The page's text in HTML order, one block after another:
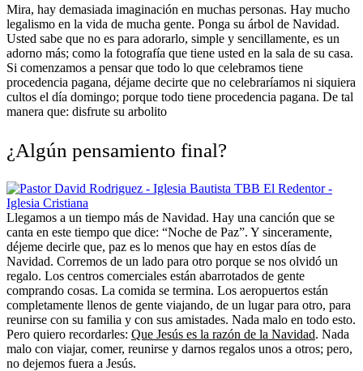
Mira, hay demasiada imaginación en muchas personas. Hay mucho
legalismo en la vida de mucha gente. Ponga su árbol de Navidad.
Usted sabe que no es para adorarlo, simple y sencillamente, es un
adorno más; como la fotografía que tiene usted en la sala de su casa.
Si comenzamos a pensar que todo lo que celebramos tiene
procedencia pagana, déjame decirte que no celebraríamos ni siquiera
cultos el día domingo; porque todo tiene procedencia pagana. De tal
manera que: disfrute su arbolito
¿Algún pensamiento final?
Llegamos a un tiempo más de Navidad. Hay una canción que se
canta en este tiempo que dice: “Noche de Paz”. Y sinceramente,
déjeme decirle que, paz es lo menos que hay en estos días de
Navidad. Corremos de un lado para otro porque se nos olvidó un
regalo. Los centros comerciales están abarrotados de gente
comprando cosas. La comida se termina. Los aeropuertos están
completamente llenos de gente viajando, de un lugar para otro, para
reunirse con su familia y con sus amistades. Nada malo en todo esto.
Pero quiero recordarles: Que Jesús es la razón de la Navidad. Nada
malo con viajar, comer, reunirse y darnos regalos unos a otros; pero,
no dejemos fuera a Jesús.